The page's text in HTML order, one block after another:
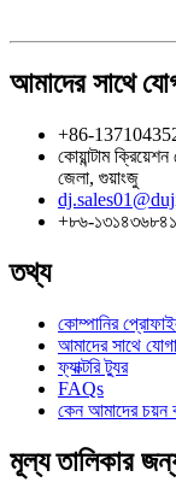
আমাদের সাথে
+86-
কোয়ান্টাম
জেলা, গুয়াংজু
+৮৬-
তথ্য
কোম্পানির
আমাদের সাথে
ফ্যাক্টরি ট্যুর
FAQs
কেন আমাদের চয়ন
মূল্য তালিকার